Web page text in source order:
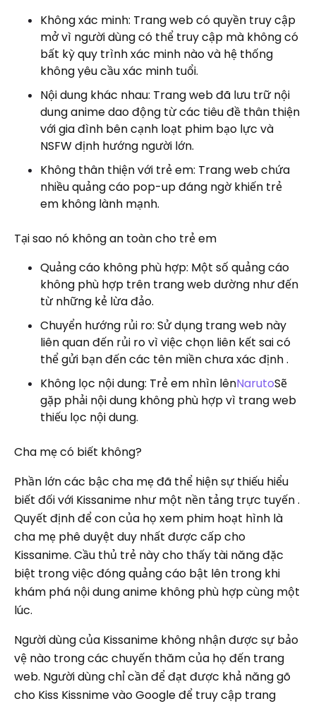
Không xác minh: Trang web có quyền truy cập
mở vì người dùng có thể truy cập mà không có
bất kỳ quy trình xác minh nào và hệ thống
không yêu cầu xác minh tuổi.
Nội dung khác nhau: Trang web đã lưu trữ nội
dung anime dao động từ các tiêu đề thân thiện
với gia đình bên cạnh loạt phim bạo lực và
NSFW định hướng người lớn.
Không thân thiện với trẻ em: Trang web chứa
nhiều quảng cáo pop-up đáng ngờ khiến trẻ
em không lành mạnh.
Tại sao nó không an toàn cho trẻ em
Quảng cáo không phù hợp: Một số quảng cáo
không phù hợp trên trang web dường như đến
từ những kẻ lừa đảo.
Chuyển hướng rủi ro: Sử dụng trang web này
liên quan đến rủi ro vì việc chọn liên kết sai có
thể gửi bạn đến các tên miền chưa xác định .
Không lọc nội dung: Trẻ em nhìn lênNarutoSẽ
gặp phải nội dung không phù hợp vì trang web
thiếu lọc nội dung.
Cha mẹ có biết không?
Phần lớn các bậc cha mẹ đã thể hiện sự thiếu hiểu
biết đối với Kissanime như một nền tảng trực tuyến .
Quyết định để con của họ xem phim hoạt hình là
cha mẹ phê duyệt duy nhất được cấp cho
Kissanime. Cầu thủ trẻ này cho thấy tài năng đặc
biệt trong việc đóng quảng cáo bật lên trong khi
khám phá nội dung anime không phù hợp cùng một
lúc.
Người dùng của Kissanime không nhận được sự bảo
vệ nào trong các chuyến thăm của họ đến trang
web. Người dùng chỉ cần để đạt được khả năng gõ
cho Kiss Kissnime vào Google để truy cập trang